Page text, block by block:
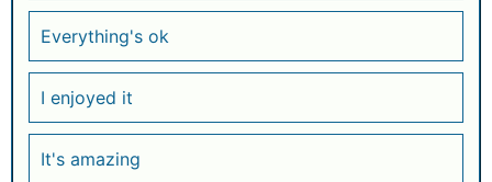
Everything's ok
I enjoyed it
It's amazing